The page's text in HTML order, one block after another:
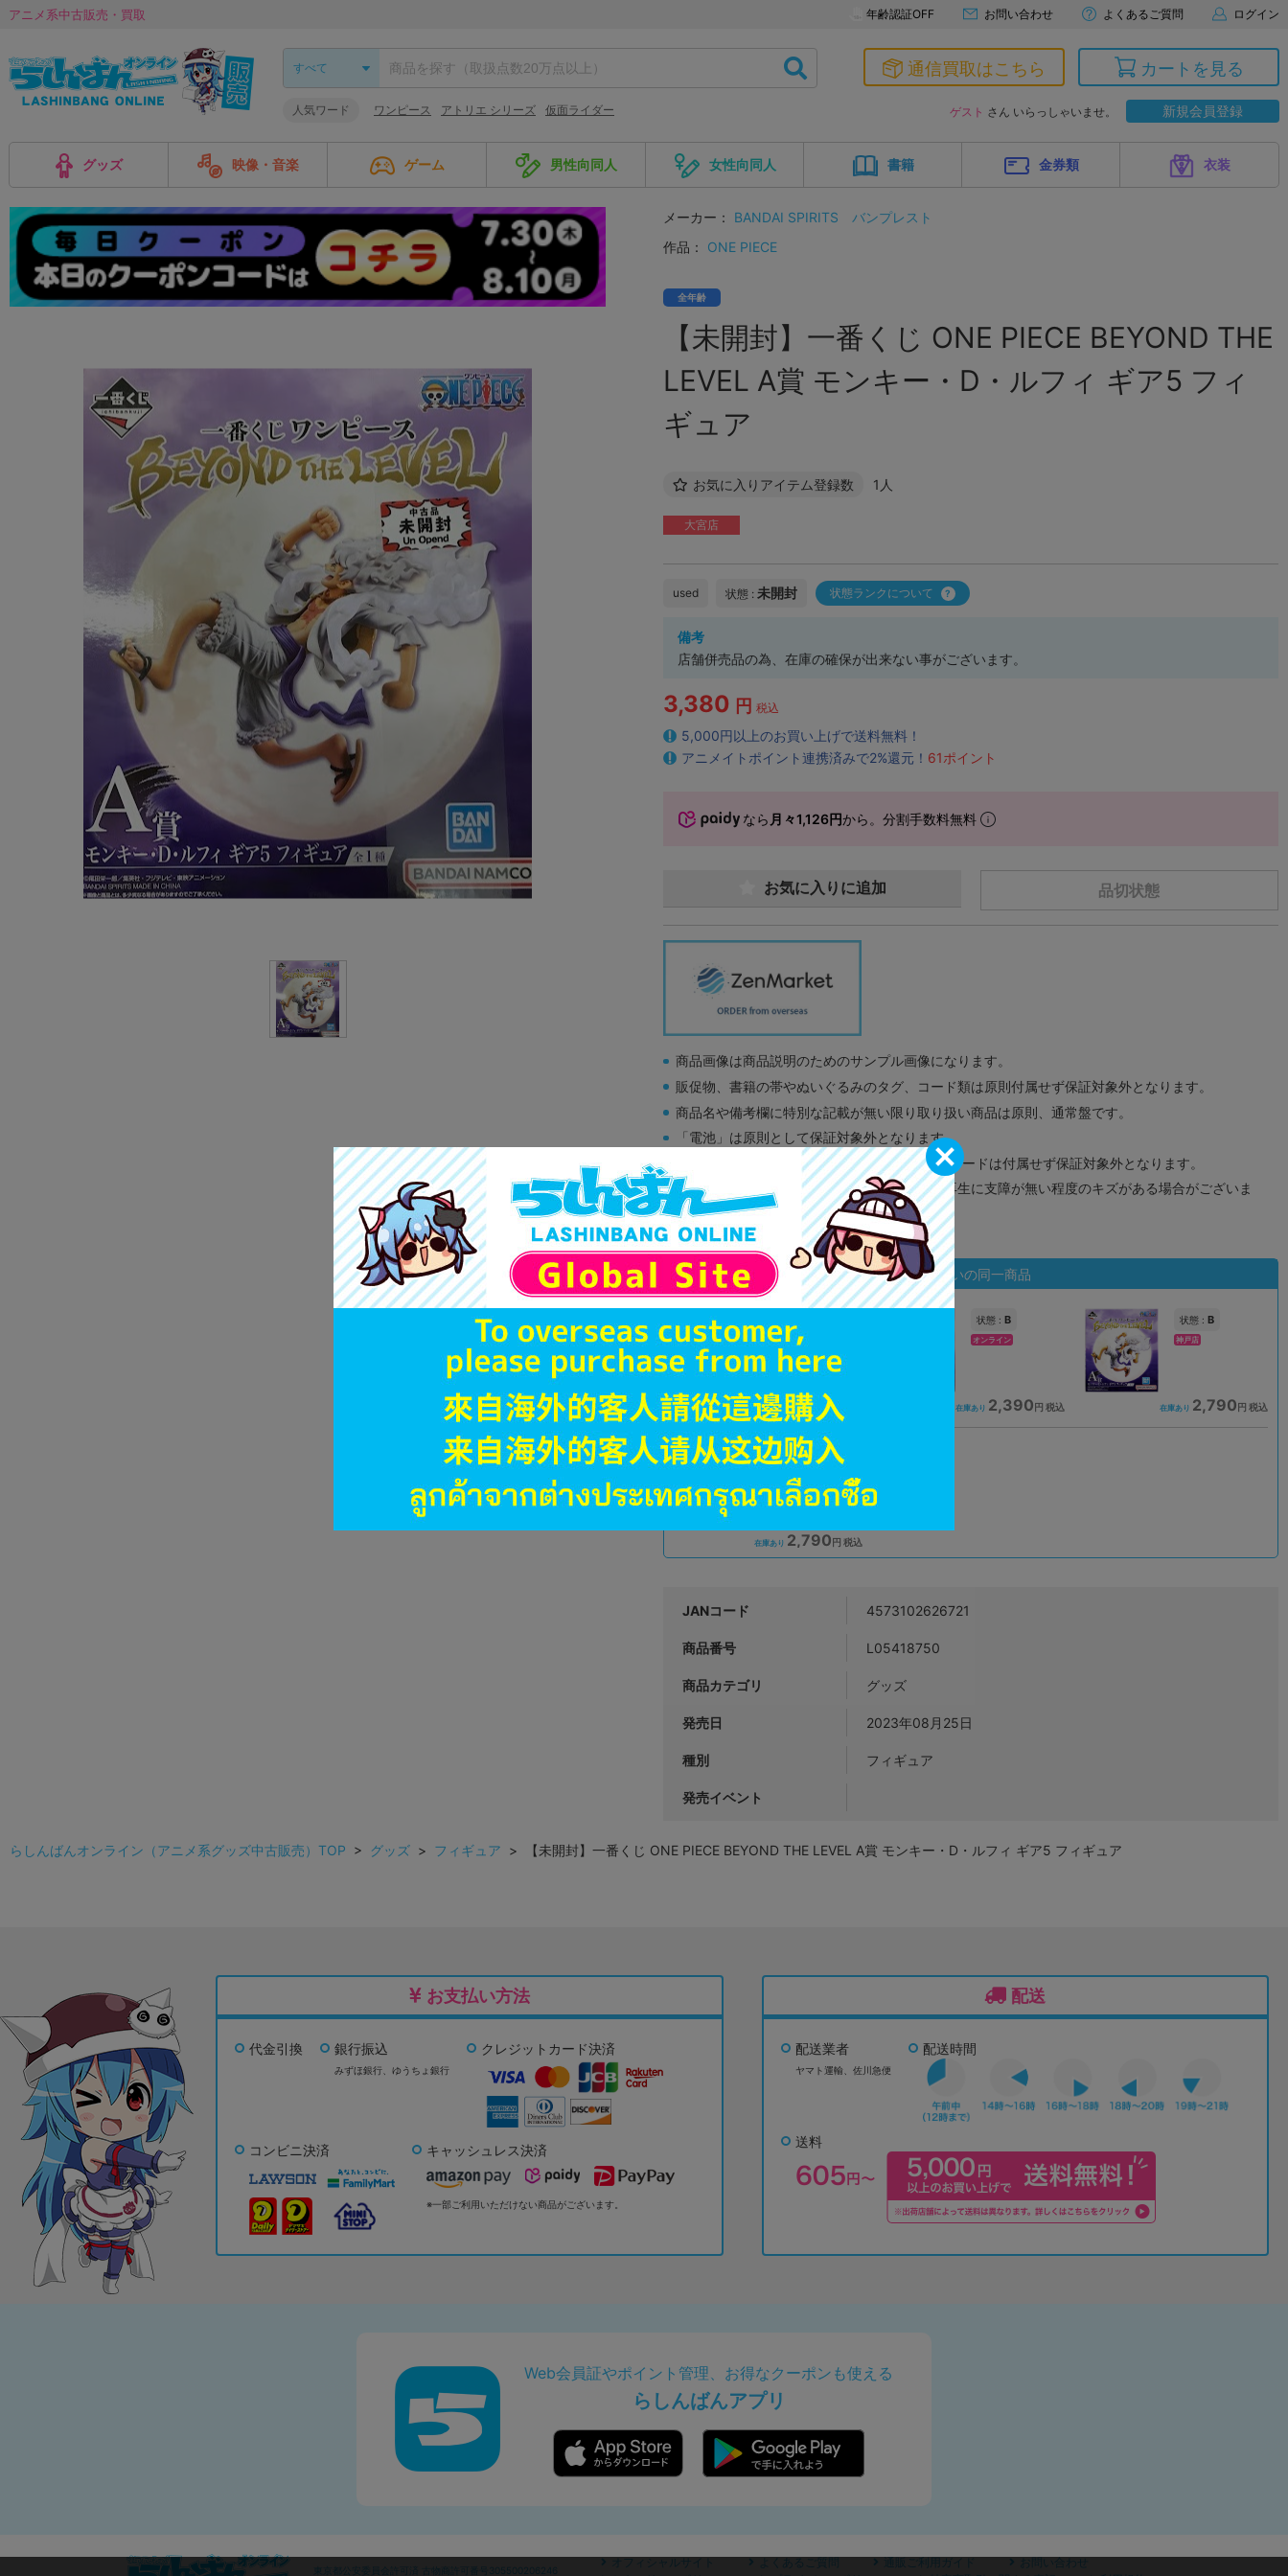
アニメ系中古販売・買取 年齢認証OFF お問い合わせ よくあるご質問 ログイン
人気ワード ワンピース アトリエ シリーズ 仮面ライダー
通信買取はこちら カートを見る
ゲスト さん いらっしゃいませ。 新規会員登録
グッズ 映像・音楽 ゲーム 男性向同人 女性向同人 書籍 金券類 衣装
メーカー： BANDAI SPIRITS
バンプレスト
作品：
ONE PIECE
全年齢
【未開封】一番くじ ONE PIECE BEYOND THE
LEVEL A賞 モンキー・D・ルフィ ギア5 フィ
ギュア
お気に入りアイテム登録数 1人
大宮店
used 状態 : 未開封 状態ランクについて
備考
店舗併売品の為、在庫の確保が出来ない事がございます。
3,380 円 税込
5,000円以上のお買い上げで送料無料！
アニメイトポイント連携済みで2%還元！ 61ポイント
なら 月々1,126円から。分割手数料無料
品切状態
お気に入りに追加
商品画像は商品説明のためのサンプル画像になります。
販促物、書籍の帯やぬいぐるみのタグ、コード類は原則付属せず保証対象外となります。
商品名や備考欄に特別な記載が無い限り取り扱い商品は原則、通常盤です。
「電池」は原則として保証対象外となります。
ゲーム機本体には、SDカードなどのメモリーカードは付属せず保証対象外となります。
ディスク類の読み取り面のキズに関しまして再生に支障が無い程度のキズがある場合がございま
す。
※詳細につきましてはコチラ
状態違いの同一商品
オンライン
品切状態 2,790円 税込
状態 : B
オンライン
在庫あり 2,390 円 税込
状態 : B
神戸店
在庫あり 2,790 円 税込
新入荷 状態 :未開封
在庫あり 2,790円 税込
JANコード 4573102626721
商品番号 L05418750
商品カテゴリ グッズ
発売日 2023年08月25日
種別 フィギュア
発売イベント
らしんばんオンライン（アニメ系グッズ中古販売）TOP > グッズ > フィギュア > 【未開封】一番くじ ONE PIECE BEYOND THE LEVEL A賞 モンキー・D・ルフィ ギア5 フィギュア
お支払い方法
代金引換 銀行振込
みずほ銀行、 ゆうちょ銀行
クレジットカード決済
コンビニ決済 キャッシュレス決済
※一部ご利用いただけない商品がございます。
配送
配送業者
ヤマト運輸、佐川急便
配送時間
送料
Web会員証やポイント管理、お得なクーポンも使える
らしんばんアプリ
東京都公安委員会許可済 古物商許可番号305500206246
オフィシャルサイト よくあるご質問 通販ご利用ガイド
お問い合わせ